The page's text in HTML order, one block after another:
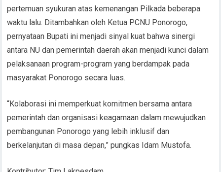
pertemuan syukuran atas kemenangan Pilkada beberapa
waktu lalu. Ditambahkan oleh Ketua PCNU Ponorogo,
pernyataan Bupati ini menjadi sinyal kuat bahwa sinergi
antara NU dan pemerintah daerah akan menjadi kunci dalam
pelaksanaan program-program yang berdampak pada
masyarakat Ponorogo secara luas.
“Kolaborasi ini memperkuat komitmen bersama antara
pemerintah dan organisasi keagamaan dalam mewujudkan
pembangunan Ponorogo yang lebih inklusif dan
berkelanjutan di masa depan,” pungkas Idam Mustofa.